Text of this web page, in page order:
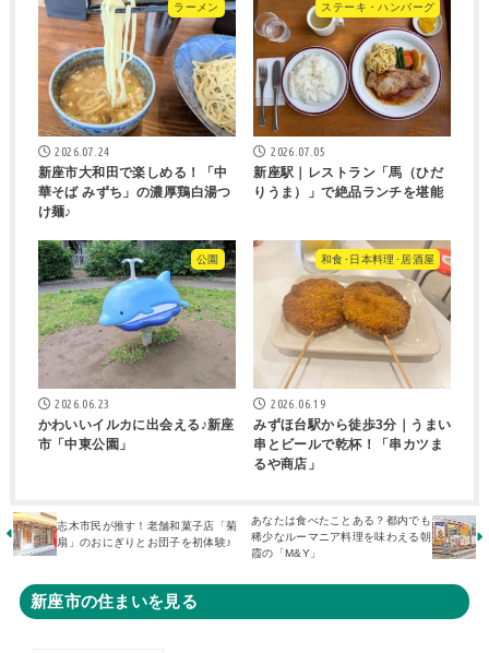
ラーメン
2026.07.24
新座市大和田で楽しめる！「中
華そば みずち」の濃厚鶏白湯つ
け麺♪
ステーキ・ハンバーグ
2026.07.05
新座駅｜レストラン「馬（ひだ
りうま）」で絶品ランチを堪能
公園
2026.06.23
かわいいイルカに出会える♪新座
市「中東公園」
和食･日本料理･居酒屋
2026.06.19
みずほ台駅から徒歩3分｜うまい
串とビールで乾杯！「串カツま
るや商店」
志木市民が推す！老舗和菓子店「菊
扇」のおにぎりとお団子を初体験♪
あなたは食べたことある？都内でも
稀少なルーマニア料理を味わえる朝
霞の「M&Y」
新座市の住まいを見る